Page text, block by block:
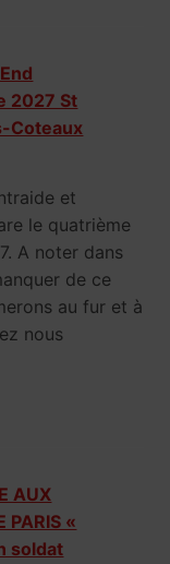
2027 St
Coteaux
et
le quatrième
A noter dans
de ce
au fur et à
nous
AUX
PARIS «
soldat